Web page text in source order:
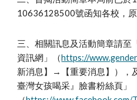
10636128500號函知各校，
三、相關訊息及活動簡章請至
資訊網」（https://
新消息】→【重要消息】），
臺灣女孩喝采』臉書粉絲頁」